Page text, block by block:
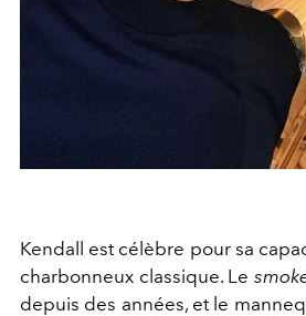
Kendall est célèbre pour sa
charbonneux classique. Le
depuis des années, et le